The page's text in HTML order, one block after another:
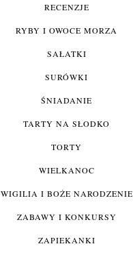
RECENZJE
RYBY I OWOCE MORZA
SAŁATKI
SURÓWKI
ŚNIADANIE
TARTY NA SŁODKO
TORTY
WIELKANOC
WIGILIA I BOŻE NARODZENIE
ZABAWY I KONKURSY
ZAPIEKANKI